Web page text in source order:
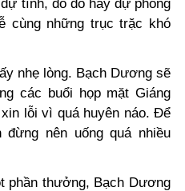
tính, do đó hãy dự phòng
cùng những trục trặc khó
nhẹ lòng. Bạch Dương sẽ
các buổi họp mặt Giáng
lỗi vì quá huyên náo. Để
nên uống quá nhiều
phần thưởng, Bạch Dương